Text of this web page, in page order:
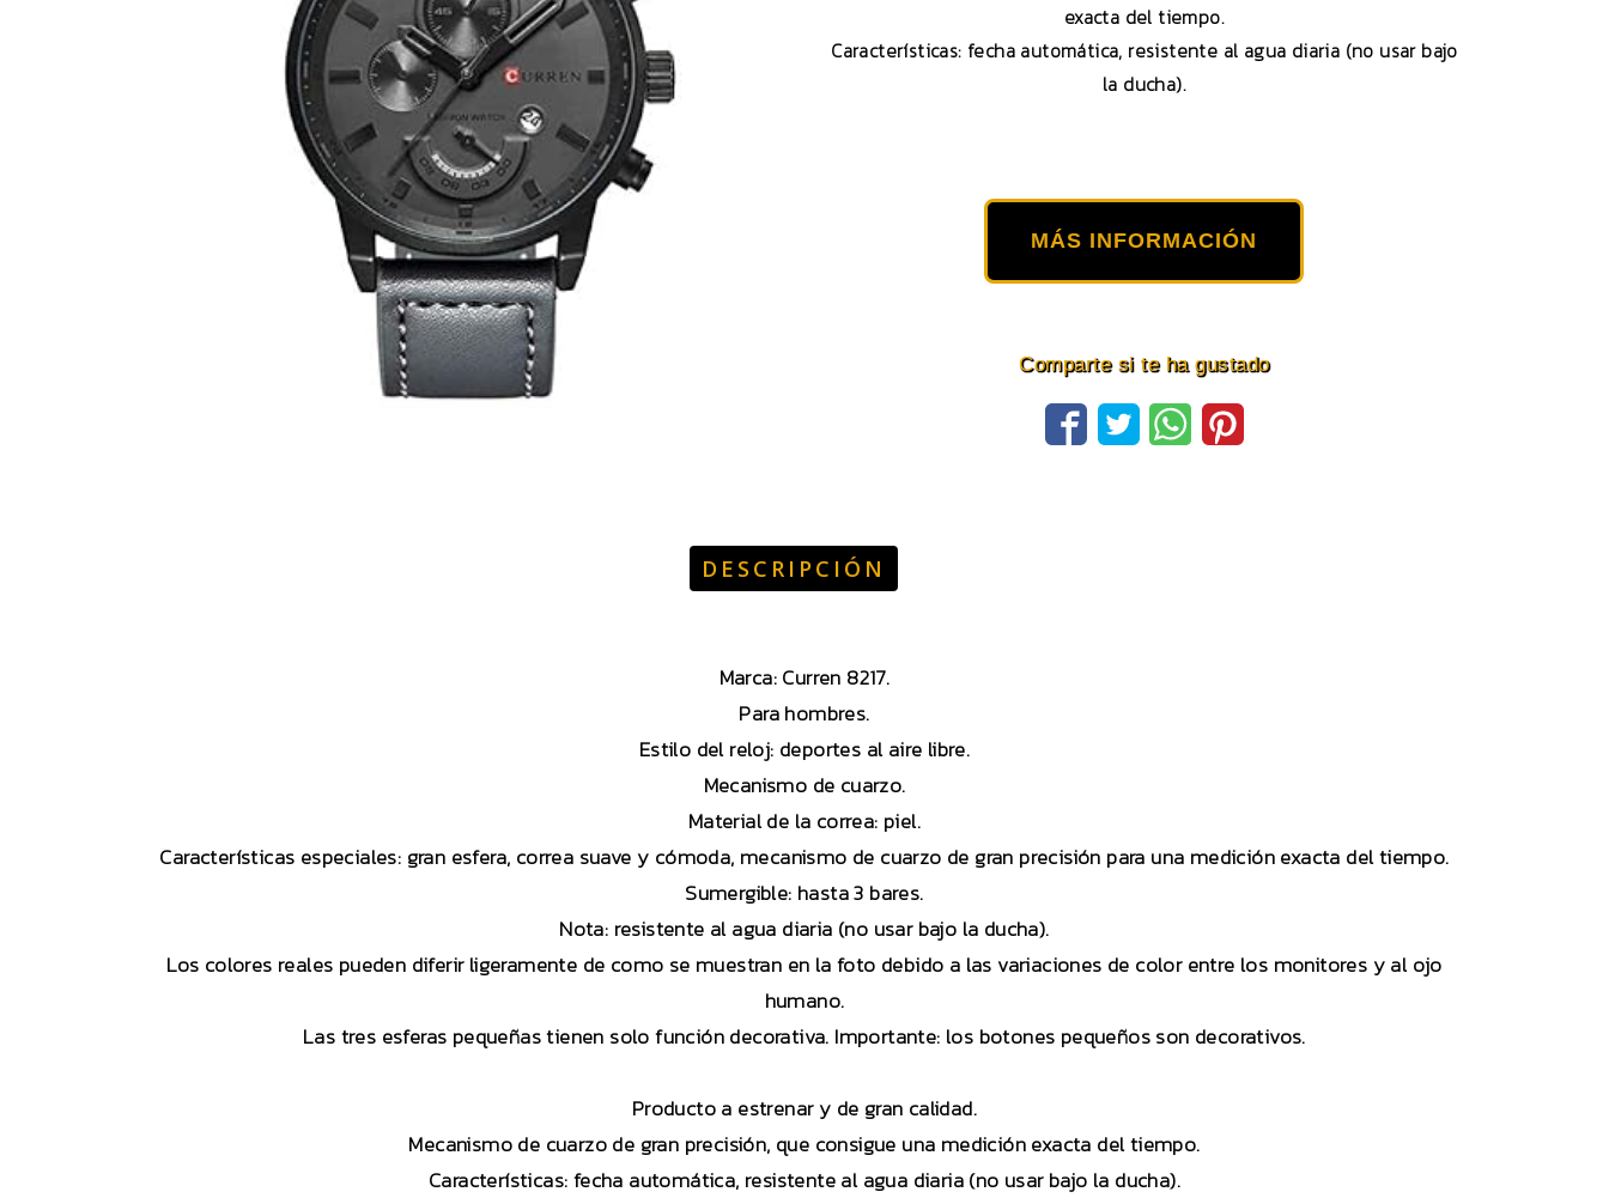
exacta del tiempo.
Características: fecha automática, resistente al agua diaria (no usar bajo
la ducha).
MÁS INFORMACIÓN
Comparte si te ha gustado
DESCRIPCIÓN
Marca: Curren 8217.
Para hombres.
Estilo del reloj: deportes al aire libre.
Mecanismo de cuarzo.
Material de la correa: piel.
Características especiales: gran esfera, correa suave y cómoda, mecanismo de cuarzo de gran precisión para una medición exacta del tiempo.
Sumergible: hasta 3 bares.
Nota: resistente al agua diaria (no usar bajo la ducha).
Los colores reales pueden diferir ligeramente de como se muestran en la foto debido a las variaciones de color entre los monitores y al ojo
humano.
Las tres esferas pequeñas tienen solo función decorativa. Importante: los botones pequeños son decorativos.
Producto a estrenar y de gran calidad.
Mecanismo de cuarzo de gran precisión, que consigue una medición exacta del tiempo.
Características: fecha automática, resistente al agua diaria (no usar bajo la ducha).